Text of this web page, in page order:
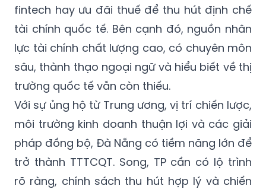
fintech hay ưu đãi thuế để thu hút định chế
tài chính quốc tế. Bên cạnh đó, nguồn nhân
lực tài chính chất lượng cao, có chuyên môn
sâu, thành thạo ngoại ngữ và hiểu biết về thị
trường quốc tế vẫn còn thiếu.
Với sự ủng hộ từ Trung ương, vị trí chiến lược,
môi trường kinh doanh thuận lợi và các giải
pháp đồng bộ, Đà Nẵng có tiềm năng lớn để
trở thành TTTCQT. Song, TP cần có lộ trình
rõ ràng, chính sách thu hút hợp lý và chiến